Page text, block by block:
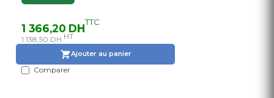
1 366,20 DHTTC
1 138,50 DH HT
Ajouter au panier
Comparer